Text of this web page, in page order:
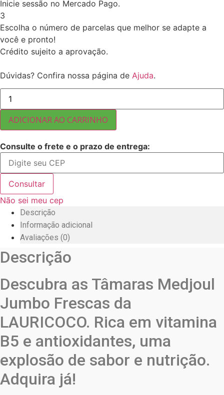
Inicie sessão no Mercado Pago.
3
Escolha o número de parcelas que melhor se adapte a
você e pronto!
Crédito sujeito a aprovação.
Dúvidas? Confira nossa página de Ajuda.
TÂMARA
MEDJOUL
JUMBO
FRESCA
COM
CAROÇO
KG
quantidade
ADICIONAR AO CARRINHO
Consulte o frete e o prazo de entrega:
Consultar
Não sei meu cep
Descrição
Informação adicional
Avaliações (0)
Descrição
Descubra as Tâmaras Medjoul
Jumbo Frescas da
LAURICOCO. Rica em vitamina
B5 e antioxidantes, uma
explosão de sabor e nutrição.
Adquira já!